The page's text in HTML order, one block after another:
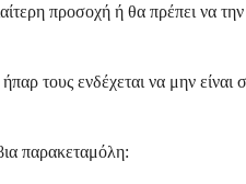
προσοχή ή θα πρέπει να
τους ενδέχεται να μην
παρακεταμόλη: